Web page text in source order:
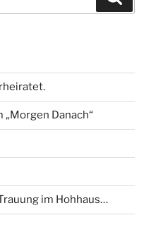
Danach“
im Hohhaus…